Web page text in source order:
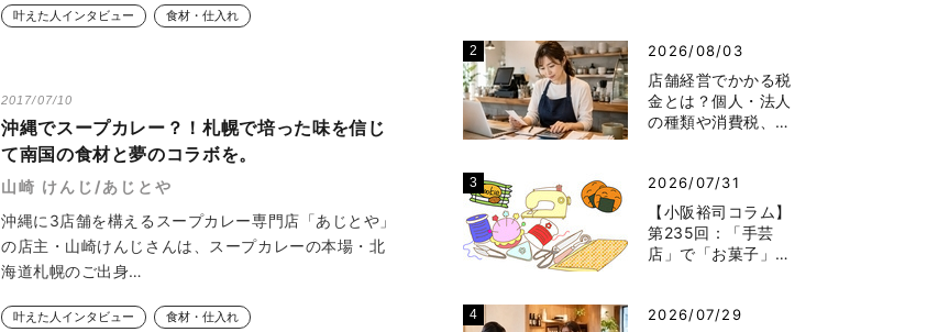
叶えた人インタビュー 食材・仕入れ
2017/07/10
沖縄でスープカレー？！札幌で培った味を信じ
て南国の食材と夢のコラボを。
山崎 けんじ/あじとや
沖縄に3店舗を構えるスープカレー専門店「あじとや」
の店主・山崎けんじさんは、スープカレーの本場・北
海道札幌のご出身…
叶えた人インタビュー 食材・仕入れ
2026/08/03
店舗経営でかかる税
金とは？個人・法人
の種類や消費税、…
2026/07/31
【小阪裕司コラム】
第235回：「手芸
店」で「お菓子」…
2026/07/29